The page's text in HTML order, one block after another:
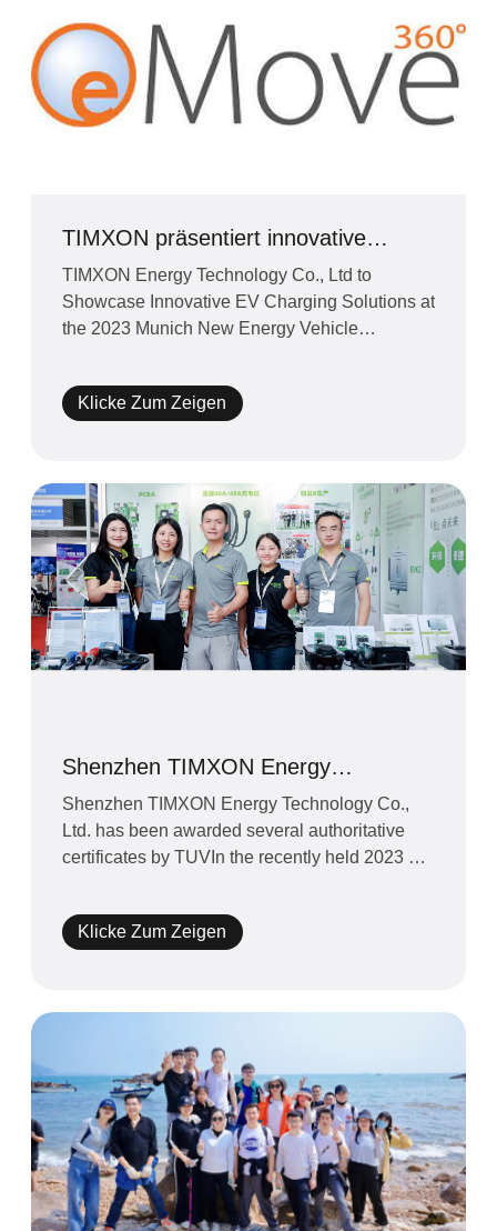
TIMXON präsentiert innovative
Ladelösungen auf der Münchner New
Energy Vehicle-Messe 2023
TIMXON Energy Technology Co., Ltd to
Showcase Innovative EV Charging Solutions at
the 2023 Munich New Energy Vehicle
Klicke Zum Zeigen
Shenzhen TIMXON Energy
Technology Co. Ltd. hat die
maßgebliche Zertifizierung des TÜV
erhalten
Shenzhen TIMXON Energy Technology Co.,
Ltd. has been awarded several authoritative
certificates by TUVIn the recently held 2023 6th
Klicke Zum Zeigen